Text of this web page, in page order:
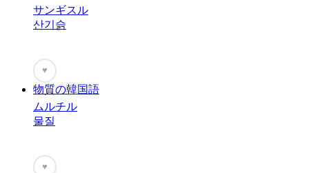
サンギスル
산기슭
♥
物質の韓国語
ムルチル
물질
♥